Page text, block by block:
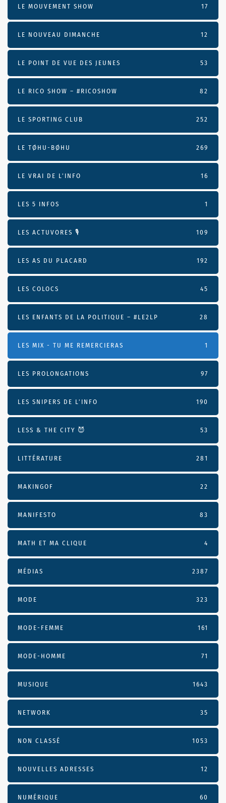
LE MOUVEMENT SHOW 17
LE NOUVEAU DIMANCHE 12
LE POINT DE VUE DES JEUNES 53
LE RICO SHOW – #RICOSHOW 82
LE SPORTING CLUB 252
LE TØHU-BØHU 269
LE VRAI DE L’INFO 16
LES 5 INFOS 1
LES ACTUVORES 🎙 109
LES AS DU PLACARD 192
LES COLOCS 45
LES ENFANTS DE LA POLITIQUE – #LE2LP 28
LES MIX - TU ME REMERCIERAS 1
LES PROLONGATIONS 97
LES SNIPERS DE L’INFO 190
LESS & THE CITY 😈 53
LITTÉRATURE 281
MAKINGOF 22
MANIFESTO 83
MATH ET MA CLIQUE 4
MÉDIAS 2387
MODE 323
MODE-FEMME 161
MODE-HOMME 71
MUSIQUE 1643
NETWORK 35
NON CLASSÉ 1053
NOUVELLES ADRESSES 12
NUMÉRIQUE 60